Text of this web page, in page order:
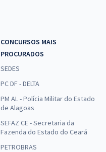
CONCURSOS MAIS
PROCURADOS
SEDES
PC DF - DELTA
PM AL - Polícia Militar do Estado
de Alagoas
SEFAZ CE - Secretaria da
Fazenda do Estado do Ceará
PETROBRAS